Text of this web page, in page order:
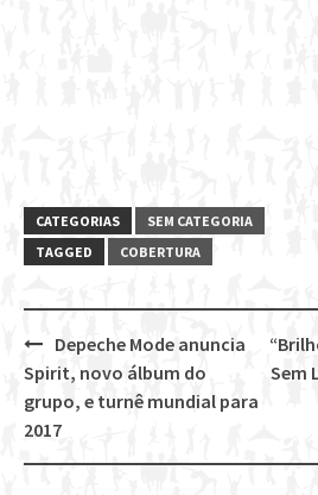
CATEGORIAS
SEM CATEGORIA
TAGGED
COBERTURA
Post
navigation
Sem
Depeche Mode anuncia
Spirit, novo álbum do
grupo, e turnê mundial para
2017